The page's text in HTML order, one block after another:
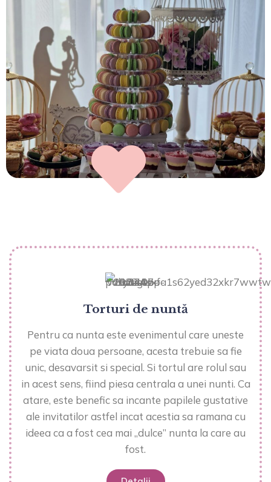
Torturi de nuntă
Pentru ca nunta este evenimentul care uneste
pe viata doua persoane, acesta trebuie sa fie
unic, desavarsit si special. Si tortul are rolul sau
in acest sens, fiind piesa centrala a unei nunti. Ca
atare, este benefic sa incante papilele gustative
ale invitatilor astfel incat acestia sa ramana cu
ideea ca a fost cea mai „dulce” nunta la care au
fost.